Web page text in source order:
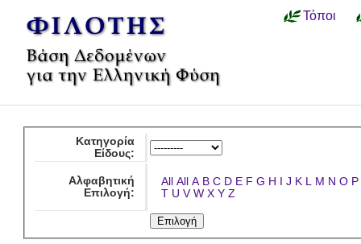
Τόποι
Κατηγορία
Είδους:
Αλφαβητική
Επιλογή:
All All A B C D E F G H I J K L M N O P
T U V W X Y Z